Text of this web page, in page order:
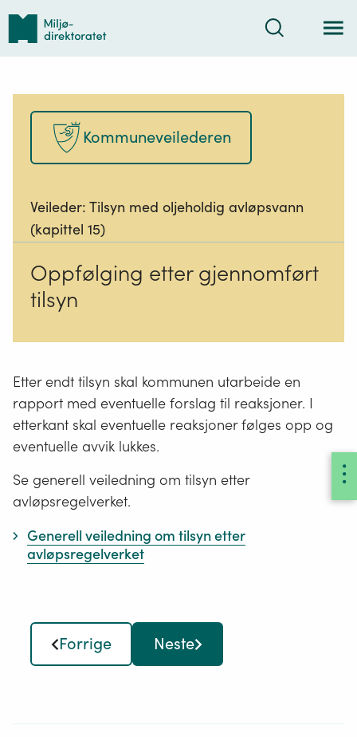
Tilbake
forsiden
Søk
Kommuneveilederen
Veileder: Tilsyn med oljeholdig avløpsvann
(kapittel 15)
Oppfølging etter gjennomført
tilsyn
Etter endt tilsyn skal kommunen utarbeide en
rapport med eventuelle forslag til reaksjoner. I
etterkant skal eventuelle reaksjoner følges opp og
eventuelle avvik lukkes.
Se generell veiledning om tilsyn etter
avløpsregelverket.
Generell veiledning om tilsyn etter
avløpsregelverket
Forrige Neste